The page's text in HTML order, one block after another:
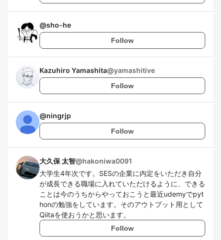
@sho-he
Follow
Kazuhiro Yamashita@yamashitive
Follow
@ningrjp
Follow
大久保 太智@hakoniwa0091
大学生4年次です。SESの企業に内定をいただき自分
が成長できる職場に入れていただけるように、できる
ことは今のうちからやっておこうと最近udemyでpyt
honの勉強をしています。そのアウトプット用として
Qiitaを使おうかと思います。
Follow